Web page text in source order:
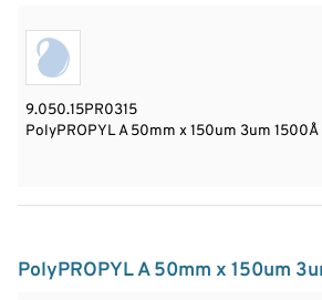
9.050.15PR0315
PolyPROPYL A 50mm x 150um 3um 1500Å
PolyPROPYL A 50mm x 150um